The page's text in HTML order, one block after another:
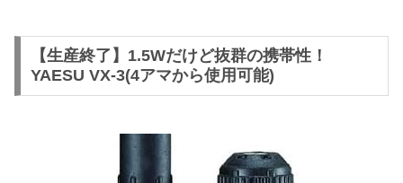
【生産終了】1.5Wだけど抜群の携帯性！
YAESU VX-3(4アマから使用可能)